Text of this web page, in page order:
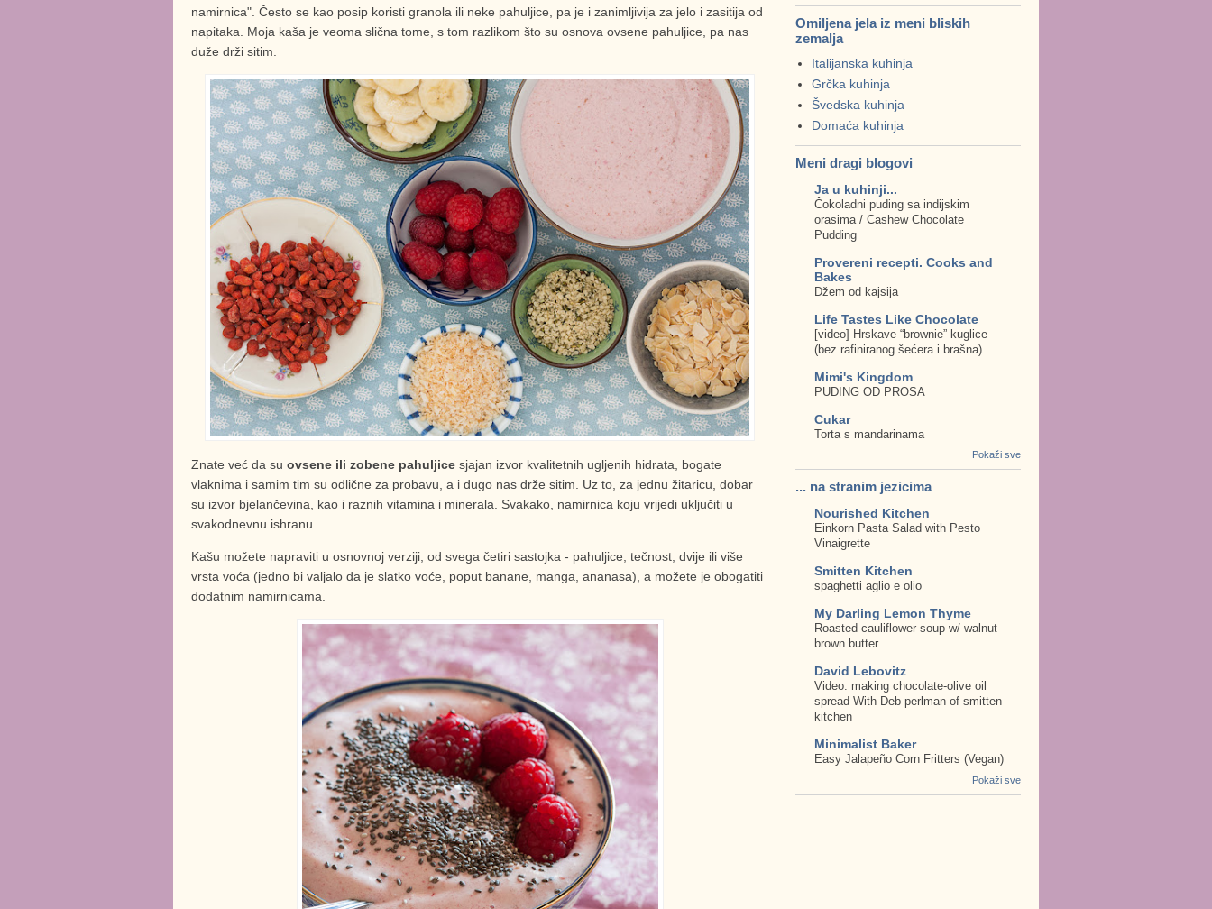
namirnica". Često se kao posip koristi granola ili neke pahuljice, pa je i zanimljivija za jelo i zasitija od
napitaka. Moja kaša je veoma slična tome, s tom razlikom što su osnova ovsene pahuljice, pa nas
duže drži sitim.
Znate već da su ovsene ili zobene pahuljice sjajan izvor kvalitetnih ugljenih hidrata, bogate
vlaknima i samim tim su odlične za probavu, a i dugo nas drže sitim. Uz to, za jednu žitaricu, dobar
su izvor bjelančevina, kao i raznih vitamina i minerala. Svakako, namirnica koju vrijedi uključiti u
svakodnevnu ishranu.
Kašu možete napraviti u osnovnoj verziji, od svega četiri sastojka - pahuljice, tečnost, dvije ili više
vrsta voća (jedno bi valjalo da je slatko voće, poput banane, manga, ananasa), a možete je obogatiti
dodatnim namirnicama.
Omiljena jela iz meni bliskih
zemalja
Italijanska kuhinja
Grčka kuhinja
Švedska kuhinja
Domaća kuhinja
Meni dragi blogovi
Ja u kuhinji...
Čokoladni puding sa indijskim
orasima / Cashew Chocolate
Pudding
Provereni recepti. Cooks and
Bakes
Džem od kajsija
Life Tastes Like Chocolate
[video] Hrskave “brownie” kuglice
(bez rafiniranog šećera i brašna)
Mimi's Kingdom
PUDING OD PROSA
Cukar
Torta s mandarinama
Pokaži sve
... na stranim jezicima
Nourished Kitchen
Einkorn Pasta Salad with Pesto
Vinaigrette
Smitten Kitchen
spaghetti aglio e olio
My Darling Lemon Thyme
Roasted cauliflower soup w/ walnut
brown butter
David Lebovitz
Video: making chocolate-olive oil
spread With Deb perlman of smitten
kitchen
Minimalist Baker
Easy Jalapeño Corn Fritters (Vegan)
Pokaži sve